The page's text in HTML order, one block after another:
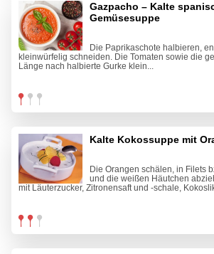
Gazpacho – Kalte
Gemüsesuppe
Die Paprikaschote halbieren,
kleinwürfelig schneiden. Die Tomaten sowie die
Länge nach halbierte Gurke klein...
Kalte Kokossuppe mit
Die Orangen schälen, in Filets
und die weißen Häutchen
mit Läuterzucker, Zitronensaft und -schale,